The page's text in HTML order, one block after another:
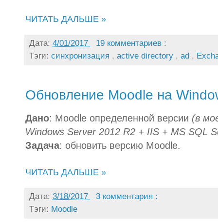
ЧИТАТЬ ДАЛЬШЕ »
Дата: 4/01/2017
19 комментариев :
Тэги: синхронизация , active directory , ad ,
Обновление Moodle на
Дано: Moodle определенной версии (в
Windows Server 2012 R2 + IIS + MS SQL
Задача: обновить версию Moodle.
ЧИТАТЬ ДАЛЬШЕ »
Дата: 3/18/2017
3 комментария :
Тэги: Moodle